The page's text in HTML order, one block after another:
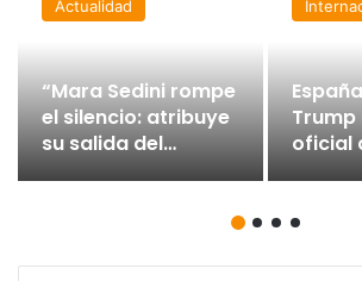
Actualidad
“Mara Sedini rompe
el silencio: atribuye
su salida del
oficial